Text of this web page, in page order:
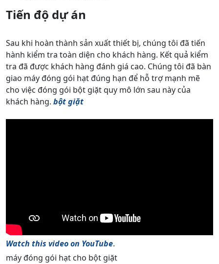
Tiến độ dự án
Sau khi hoàn thành sản xuất thiết bị, chúng tôi đã tiến
hành kiểm tra toàn diện cho khách hàng. Kết quả kiểm
tra đã được khách hàng đánh giá cao. Chúng tôi đã bàn
giao máy đóng gói hạt đúng hạn để hỗ trợ mạnh mẽ
cho việc đóng gói bột giặt quy mô lớn sau này của
khách hàng. bột giặt
Watch this video on YouTube.
máy đóng gói hạt cho bột giặt